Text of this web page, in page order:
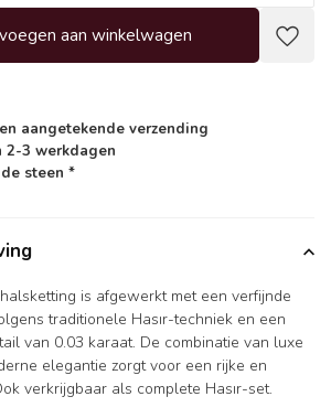
aan winkelwagen
aangetekende verzending
2-3 werkdagen
steen *
is afgewerkt met een verfijnde
traditionele Hasır-techniek en een
van 0.03 karaat. De combinatie van luxe
elegantie zorgt voor een rijke en
verkrijgbaar als complete Hasır-set.